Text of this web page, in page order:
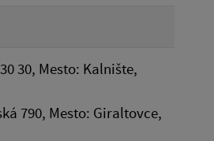
30, Mesto: Kalnište,
790, Mesto: Giraltovce,